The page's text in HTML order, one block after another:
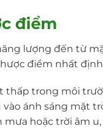
điểm
lượng đến từ
điểm nhất
thấp trong môi
vào ánh sáng mặt
mưa hoặc trời âm